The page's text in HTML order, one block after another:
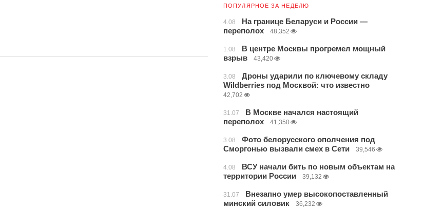
ПОПУЛЯРНОЕ ЗА НЕДЕЛЮ
4.08
На границе Беларуси и России —
переполох
48,352
1.08
В центре Москвы прогремел мощный
взрыв
43,420
3.08
Дроны ударили по ключевому складу
Wildberries под Москвой: что известно
42,702
31.07
В Москве начался настоящий
переполох
41,350
3.08
Фото белорусского ополчения под
Сморгонью вызвали смех в Сети
39,546
4.08
ВСУ начали бить по новым объектам на
территории России
39,132
31.07
Внезапно умер высокопоставленный
минский силовик
36,232